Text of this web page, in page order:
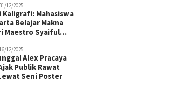
31/12/2025
Kaligrafi: Mahasiswa
Belajar Makna
Maestro Syaiful…
16/12/2025
Alex Pracaya
Publik Rawat
Seni Poster